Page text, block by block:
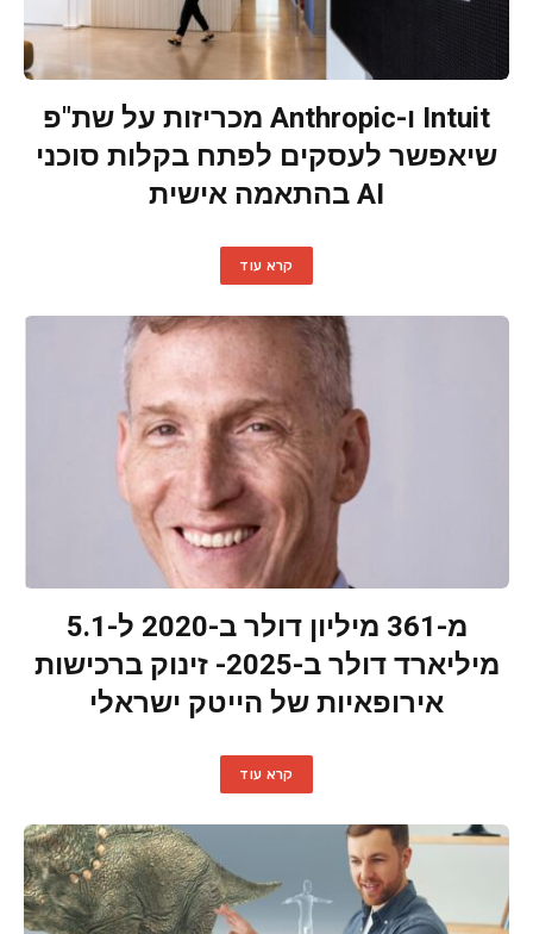
Intuit ו-Anthropic מכריזות על שת"פ
שיאפשר לעסקים לפתח בקלות סוכני
AI בהתאמה אישית
קרא עוד
מ-361 מיליון דולר ב-2020 ל-5.1
מיליארד דולר ב-2025- זינוק ברכישות
אירופאיות של הייטק ישראלי
קרא עוד